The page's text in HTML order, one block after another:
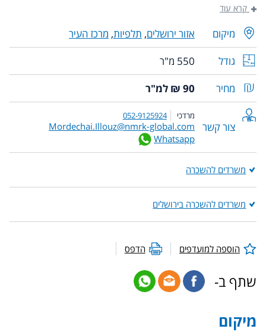
מיקום אזור ירושלים, תלפיות, מרכז העיר
גודל
550 מ"ר
מחיר
90 ₪ למ"ר
צור קשר
מרדכי 052-9125924
Mordechai.Illouz@nmrk-global.com
Whatsapp
משרדים להשכרה
משרדים להשכרה בירושלים
הוספה למועדפים הדפס
שתף ב-
מיקום